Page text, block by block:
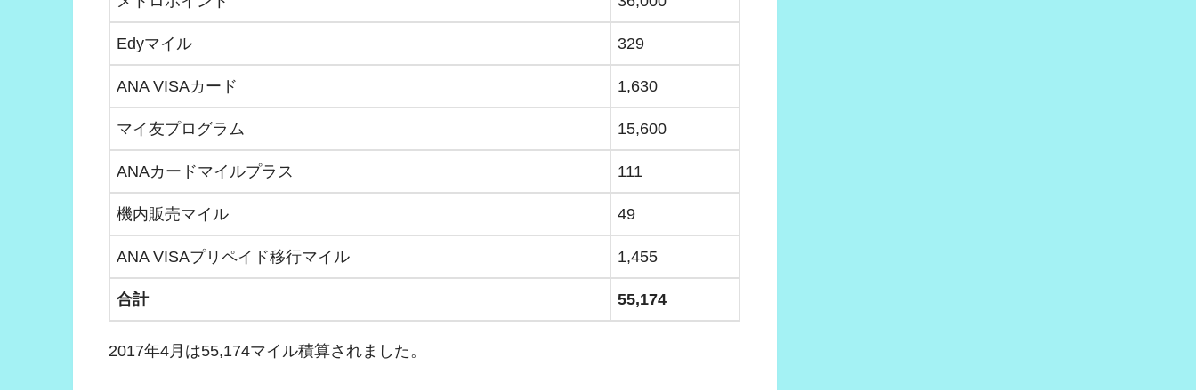
Edyマイル 329
ANA VISAカード 1,630
マイ友プログラム 15,600
ANAカードマイルプラス 111
機内販売マイル 49
ANA VISAプリペイド移行マイル 1,455
合計 55,174
2017年4月は55,174マイル積算されました。